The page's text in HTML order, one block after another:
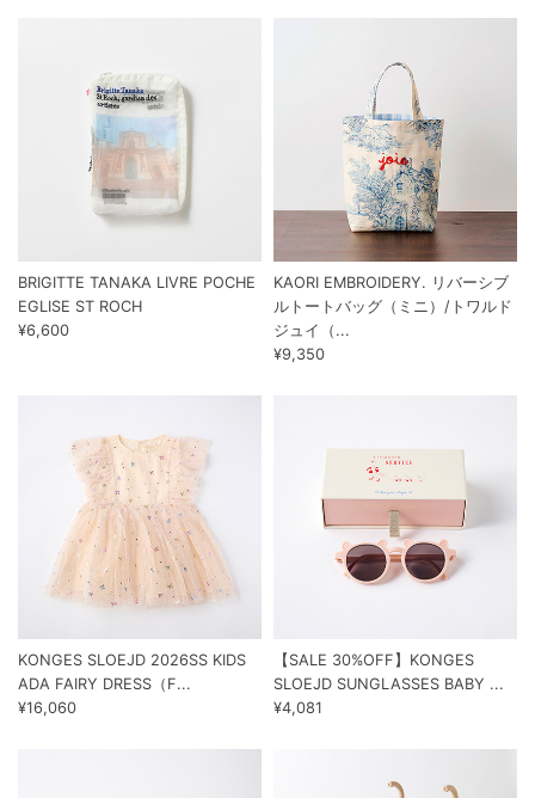
BRIGITTE TANAKA LIVRE POCHE
EGLISE ST ROCH
¥6,600
KAORI EMBROIDERY. リバーシブ
ルトートバッグ（ミニ）/トワルド
ジュイ（...
¥9,350
KONGES SLOEJD 2026SS KIDS
ADA FAIRY DRESS（F...
¥16,060
【SALE 30%OFF】KONGES
SLOEJD SUNGLASSES BABY ...
¥4,081